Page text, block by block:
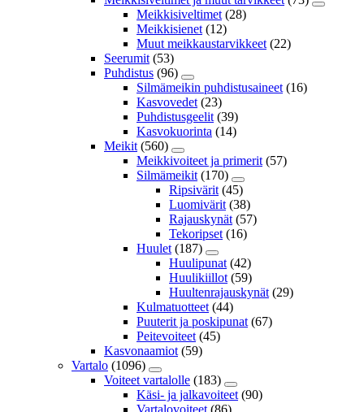
Meikkisiveltimet (28)
Meikkisienet (12)
Muut meikkaustarvikkeet (22)
Seerumit (53)
Puhdistus (96)
Silmämeikin puhdistusaineet (16)
Kasvovedet (23)
Puhdistusgeelit (39)
Kasvokuorinta (14)
Meikit (560)
Meikkivoiteet ja primerit (57)
Silmämeikit (170)
Ripsivärit (45)
Luomivärit (38)
Rajauskynät (57)
Tekoripset (16)
Huulet (187)
Huulipunat (42)
Huulikiillot (59)
Huultenrajauskynät (29)
Kulmatuotteet (44)
Puuterit ja poskipunat (67)
Peitevoiteet (45)
Kasvonaamiot (59)
Vartalo (1096)
Voiteet vartalolle (183)
Käsi- ja jalkavoiteet (90)